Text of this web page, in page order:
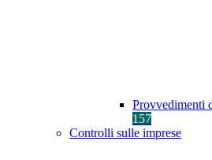
Provvedimenti
157
Controlli sulle imprese